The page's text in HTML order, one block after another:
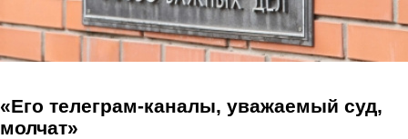
«Его телеграм-каналы, уважаемый суд,
молчат»